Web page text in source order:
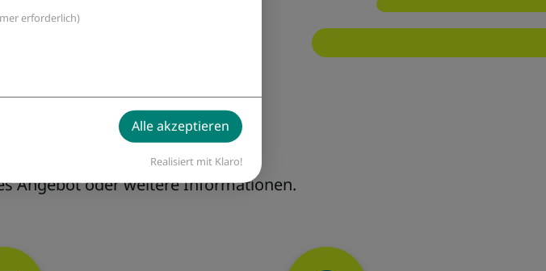
Reise?
Angebot oder weitere Informationen.
erforderlich)
Alle akzeptieren
Realisiert mit Klaro!